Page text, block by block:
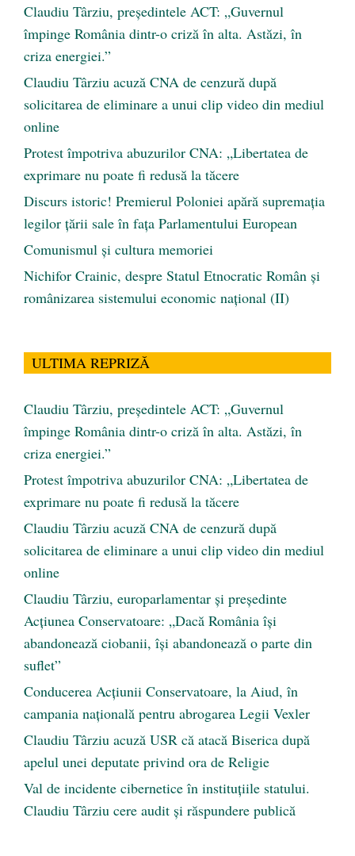
Claudiu Târziu, președintele ACT: „Guvernul
împinge România dintr-o criză în alta. Astăzi, în
criza energiei.”
Claudiu Târziu acuză CNA de cenzură după
solicitarea de eliminare a unui clip video din mediul
online
Protest împotriva abuzurilor CNA: „Libertatea de
exprimare nu poate fi redusă la tăcere
Discurs istoric! Premierul Poloniei apără supremația
legilor țării sale în fața Parlamentului European
Comunismul şi cultura memoriei
Nichifor Crainic, despre Statul Etnocratic Român şi
românizarea sistemului economic naţional (II)
ULTIMA REPRIZĂ
Claudiu Târziu, președintele ACT: „Guvernul
împinge România dintr-o criză în alta. Astăzi, în
criza energiei.”
Protest împotriva abuzurilor CNA: „Libertatea de
exprimare nu poate fi redusă la tăcere
Claudiu Târziu acuză CNA de cenzură după
solicitarea de eliminare a unui clip video din mediul
online
Claudiu Târziu, europarlamentar și președinte
Acțiunea Conservatoare: „Dacă România își
abandonează ciobanii, își abandonează o parte din
suflet”
Conducerea Acțiunii Conservatoare, la Aiud, în
campania națională pentru abrogarea Legii Vexler
Claudiu Târziu acuză USR că atacă Biserica după
apelul unei deputate privind ora de Religie
Val de incidente cibernetice în instituțiile statului.
Claudiu Târziu cere audit și răspundere publică